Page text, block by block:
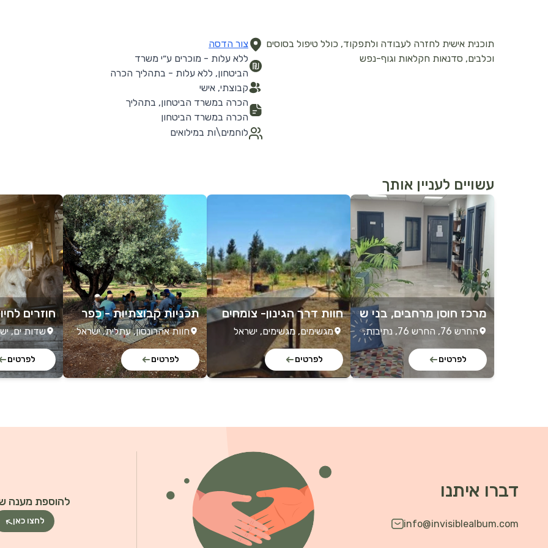
תוכנית אישית לחזרה לעבודה ולתפקוד, כולל טיפול בסוסים
וכלבים, סדנאות חקלאות וגוף-נפש
צור הדסה
ללא עלות - מוכרים ע״י משרד
הביטחון, ללא עלות - בתהליך הכרה
קבוצתי, אישי
הכרה במשרד הביטחון, בתהליך
הכרה במשרד הביטחון
לוחמים\ות במילואים
עשויים לעניין אותך
לפרטים נוספים
מרכז חוסן מרחבים, בני ש
מעון ונתיבות
החרש 76, החרש 76, נתיבות,
ישראל
לפרטים
לפרטים נוספים
חוות דרך הגינון- צומחים
מחדש
מגשימים, מגשימים, ישראל
לפרטים
לפרטים נוספים
תכניות קבוצתיות - כפר
שרה
חוות אהרונסון, עתלית, ישראל
לפרטים
לפרטים נוספים
חוזרים
שדות ים,
לפרטים
דברו איתנו
info@invisiblealbum.com
להוספת מענה
לחצו כאן